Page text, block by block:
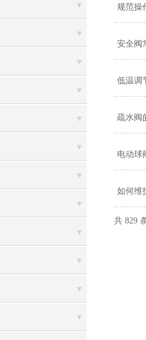
规范操
安全阀
低温调
疏水阀
电动球
如何维
共 829